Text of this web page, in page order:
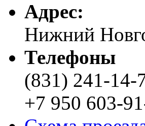
Адреc:
Нижний
Телефоны
(831) 241-14-
+7 950 603-